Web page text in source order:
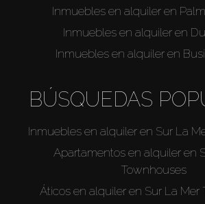
Inmuebles en alquiler en
Inmuebles en alquiler en
Inmuebles en alquiler en
BÚSQUEDAS
Inmuebles en alquiler en Sur La
Apartamentos en alquiler en
Townhouses
Áticos en alquiler en Sur La Mer